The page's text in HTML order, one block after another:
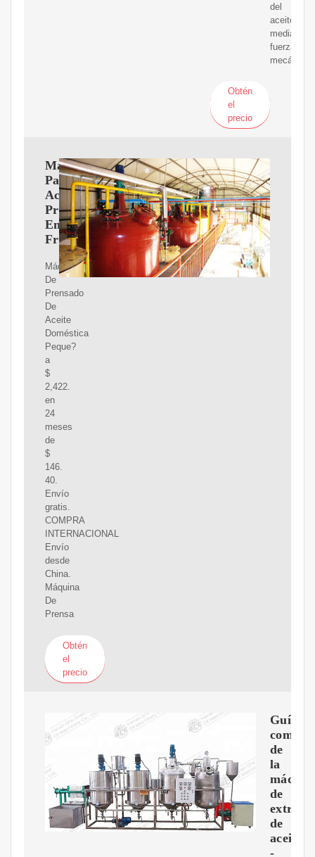
del
aceite
mediante
fuerza
mecánica.
Obtén
el
precio
Maquina
Para
Aceite
Prensado
En
Frio
Máquina
De
Prensado
De
Aceite
Doméstica
Peque?
a
$
2,422.
en
24
meses
de
$
146.
40.
Envío
gratis.
COMPRA
INTERNACIONAL
Envío
desde
China.
Máquina
De
Prensa
Obtén
el
precio
Guía
de
la
de
de
aceite
-